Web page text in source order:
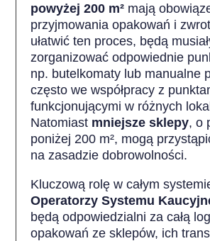
powyżej 200 m² mają
przyjmowania opakowań i
ułatwić ten proces, będą
zorganizować odpowiednie
np. butelkomaty lub manualne
często we współpracy z
funkcjonującymi w różnych
Natomiast mniejsze sklepy, o
poniżej 200 m², mogą
na zasadzie dobrowolności.
Kluczową rolę w całym
Operatorzy Systemu
będą odpowiedzialni za całą
opakowań ze sklepów, ich